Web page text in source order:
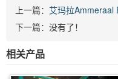
上一篇： 艾玛拉Ammeraal
下一篇：没有了！
相关产品